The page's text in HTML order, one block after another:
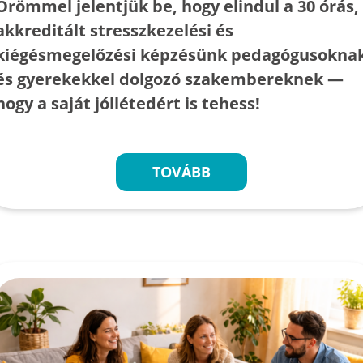
jelentjük be, hogy elindul a 30 órás,
stresszkezelési és
képzésünk
gyerekekkel dolgozó szakembereknek —
a saját jóllétedért is tehess!
TOVÁBB